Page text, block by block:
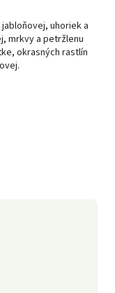
uhoriek a
mrkvy a petržlenu
okrasných rastlín